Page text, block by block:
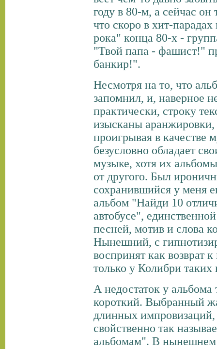
году в 80-м, а сейчас
что скоро в хит-парадах
рока" конца 80-х -
"Твой папа - фашист!"
банкир!".
Несмотря на то, что
запомнил, и, наверное
практически, строку
изысканы аранжировки,
проигрывая в качестве
безусловно обладает
музыке, хотя их
от другого. Был
сохранившийся у меня
альбом "Найди 10
автобусе",
песней, мотив и слова
Нынешний, с
воспринят как возврат
только у Колибри
А недостаток у
короткий. Выбранный
длинных
свойственно так
альбомам". В нынешнем